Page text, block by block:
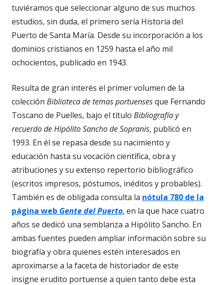
tuviéramos que seleccionar alguno de sus muchos
estudios, sin duda, el primero sería Historia del
Puerto de Santa María. Desde su incorporación a los
dominios cristianos en 1259 hasta el año mil
ochocientos, publicado en 1943.
Resulta de gran interés el primer volumen de la
colección Biblioteca de temas portuensesque Fernando
Toscano de Puelles, bajo el título Bibliografía y
recuerdo de Hipólito Sancho de Sopranis, publicó en
1993. En él se repasa desde su nacimiento y
educación hasta su vocación científica, obra y
atribuciones y su extenso repertorio bibliográfico
(escritos impresos, póstumos, inéditos y probables).
También es de obligada consulta la nótula 780 de la
página web Gente del Puerto, en la que hace cuatro
años se dedicó una semblanza a Hipólito Sancho. En
ambas fuentes pueden ampliar información sobre su
biografía y obra quienes estén interesados en
aproximarse a la faceta de historiador de este
insigne erudito portuense a quien tanto debe esta